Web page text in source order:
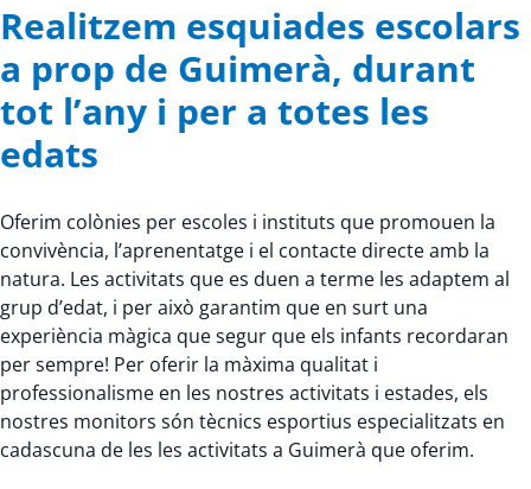
Realitzem esquiades escolars
a prop de Guimerà, durant
tot l’any i per a totes les
edats
Oferim colònies per escoles i instituts que promouen la
convivència, l’aprenentatge i el contacte directe amb la
natura. Les activitats que es duen a terme les adaptem al
grup d’edat, i per això garantim que en surt una
experiència màgica que segur que els infants recordaran
per sempre! Per oferir la màxima qualitat i
professionalisme en les nostres activitats i estades, els
nostres monitors són tècnics esportius especialitzats en
cadascuna de les les activitats a Guimerà que oferim.